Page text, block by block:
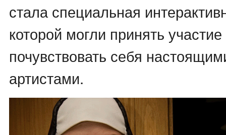
стала специальная
которой могли принять
почувствовать себя
артистами.